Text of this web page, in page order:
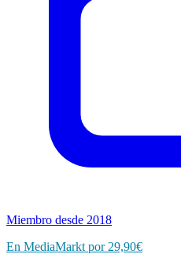
Miembro desde 2018
En MediaMarkt por 29,90€